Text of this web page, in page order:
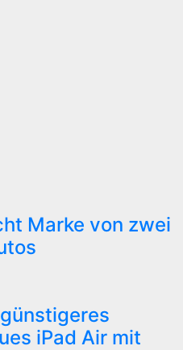
Marke von zwei
iPad Air mit